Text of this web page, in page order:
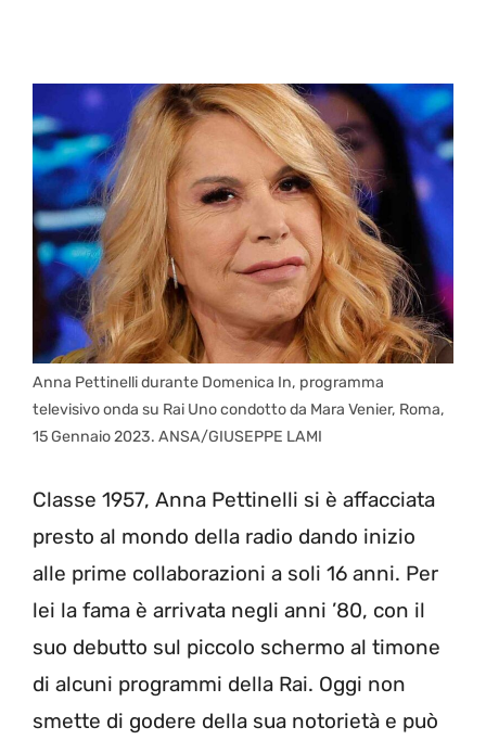
Anna Pettinelli durante Domenica In, programma
televisivo onda su Rai Uno condotto da Mara Venier, Roma,
15 Gennaio 2023. ANSA/GIUSEPPE LAMI
Classe 1957, Anna Pettinelli si è affacciata
presto al mondo della radio dando inizio
alle prime collaborazioni a soli 16 anni. Per
lei la fama è arrivata negli anni ’80, con il
suo debutto sul piccolo schermo al timone
di alcuni programmi della Rai. Oggi non
smette di godere della sua notorietà e può